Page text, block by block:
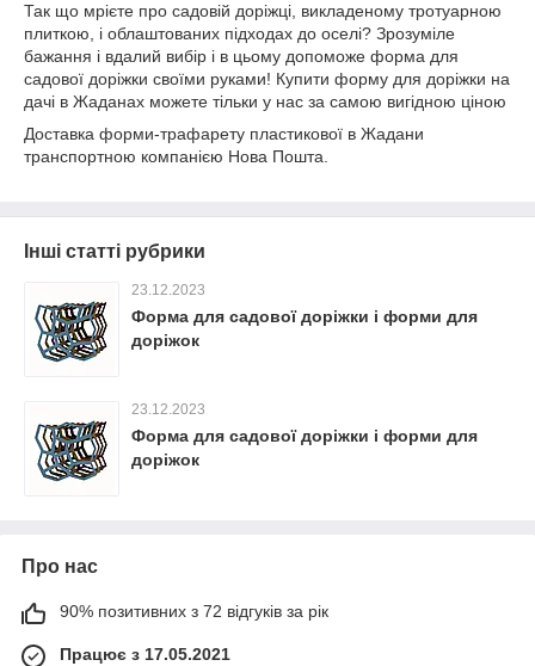
Так що мрієте про садовій доріжці, викладеному тротуарною
плиткою, і облаштованих підходах до оселі? Зрозуміле
бажання і вдалий вибір і в цьому допоможе форма для
садової доріжки своїми руками! Купити форму для доріжки на
дачі в Жаданах можете тільки у нас за самою вигідною ціною
Доставка форми-трафарету пластикової в Жадани
транспортною компанією Нова Пошта.
Інші статті рубрики
23.12.2023
Форма для садової доріжки і форми для
доріжок
23.12.2023
Форма для садової доріжки і форми для
доріжок
Про нас
90% позитивних з 72 відгуків за рік
Працює з 17.05.2021